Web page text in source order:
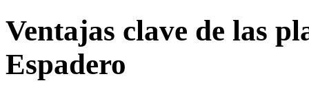
Ventajas clave de las
Espadero